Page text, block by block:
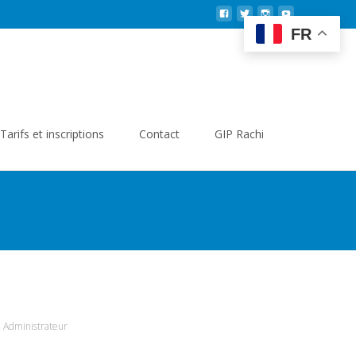
Tarifs et inscriptions Contact GIP Rachi
Administrateur
FR